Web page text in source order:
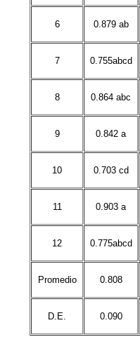
6 0.879 ab
7 0.755abcd
8 0.864 abc
9 0.842 a
10 0.703 cd
11 0.903 a
12 0.775abcd
Promedio 0.808
D.E. 0.090